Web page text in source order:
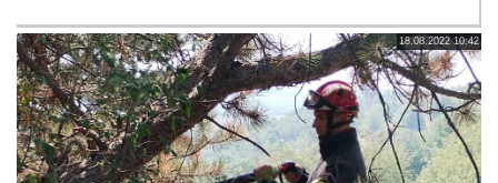
18.08.2022 10:42